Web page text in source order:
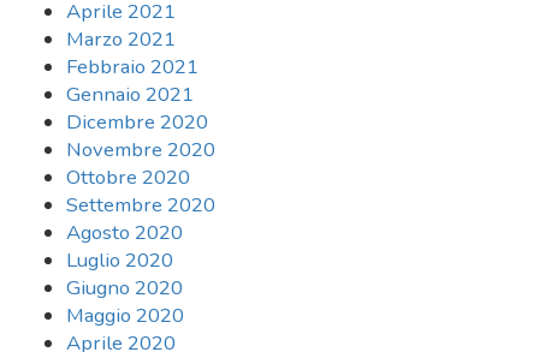
Aprile 2021
Marzo 2021
Febbraio 2021
Gennaio 2021
Dicembre 2020
Novembre 2020
Ottobre 2020
Settembre 2020
Agosto 2020
Luglio 2020
Giugno 2020
Maggio 2020
Aprile 2020